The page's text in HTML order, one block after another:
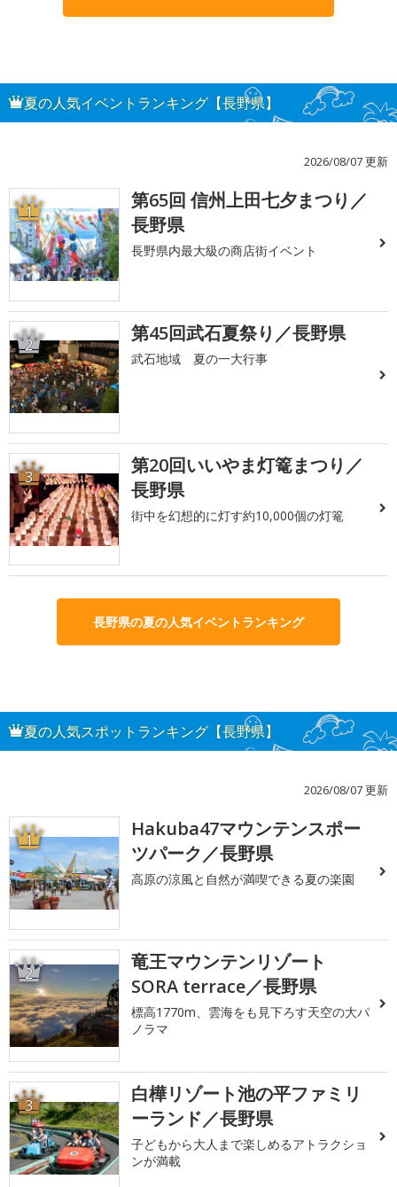
夏の人気イベントランキング【長野県】
2026/08/07 更新
1
第65回 信州上田七夕まつり／
長野県
長野県内最大級の商店街イベント
2 第45回武石夏祭り／長野県
武石地域 夏の一大行事
3
第20回いいやま灯篭まつり／
長野県
街中を幻想的に灯す約10,000個の灯篭
長野県の夏の人気イベントランキング
夏の人気スポットランキング【長野県】
2026/08/07 更新
1
Hakuba47マウンテンスポー
ツパーク／長野県
高原の涼風と自然が満喫できる夏の楽園
2
竜王マウンテンリゾート
SORA terrace／長野県
標高1770m、雲海をも見下ろす天空の大パ
ノラマ
3
白樺リゾート池の平ファミリ
ーランド／長野県
子どもから大人まで楽しめるアトラクショ
ンが満載